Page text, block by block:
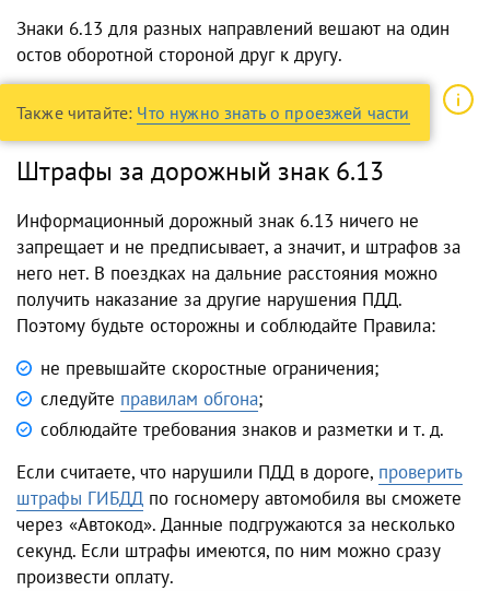
Знаки 6.13 для разных направлений вешают на один
остов оборотной стороной друг к другу.
Также читайте: Что нужно знать о проезжей части
Штрафы за дорожный знак 6.13
Информационный дорожный знак 6.13 ничего не
запрещает и не предписывает, а значит, и штрафов за
него нет. В поездках на дальние расстояния можно
получить наказание за другие нарушения ПДД.
Поэтому будьте осторожны и соблюдайте Правила:
не превышайте скоростные ограничения;
следуйте правилам обгона;
соблюдайте требования знаков и разметки и т. д.
Если считаете, что нарушили ПДД в дороге, проверить
штрафы ГИБДД по госномеру автомобиля вы сможете
через «Автокод». Данные подгружаются за несколько
секунд. Если штрафы имеются, по ним можно сразу
произвести оплату.